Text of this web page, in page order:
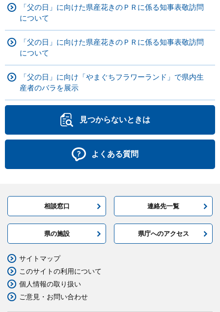
「父の日」に向けた県産花きのＰＲに係る知事表敬訪問
について
「父の日」に向けた県産花きのＰＲに係る知事表敬訪問
について
「父の日」に向け「やまぐちフラワーランド」で県内生
産者のバラを展示
見つからないときは
よくある質問
相談窓口 連絡先一覧
県の施設 県庁へのアクセス
サイトマップ
このサイトの利用について
個人情報の取り扱い
ご意見・お問い合わせ